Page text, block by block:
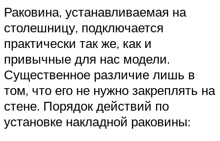
Раковина, устанавливаемая на
столешницу, подключается
практически так же, как и
привычные для нас модели.
Существенное различие лишь в
том, что его не нужно закреплять на
стене. Порядок действий по
установке накладной раковины: